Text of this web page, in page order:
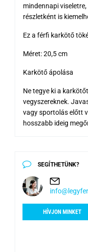
mindennapi
részletként is
Ez a férfi karkötő
Méret: 20,5 cm
Karkötő ápolása
Ne tegye ki a
vegyszereknek.
vagy sportolás előtt
hosszabb ideig
SEGÍTHETÜNK?
HÍVJON MINKET